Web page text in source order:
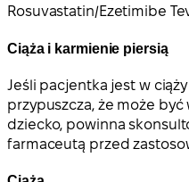
Rosuvastatin/Ezetimibe
Ciąża i karmienie piersią
Jeśli pacjentka jest w
przypuszcza, że może
dziecko, powinna
farmaceutą przed